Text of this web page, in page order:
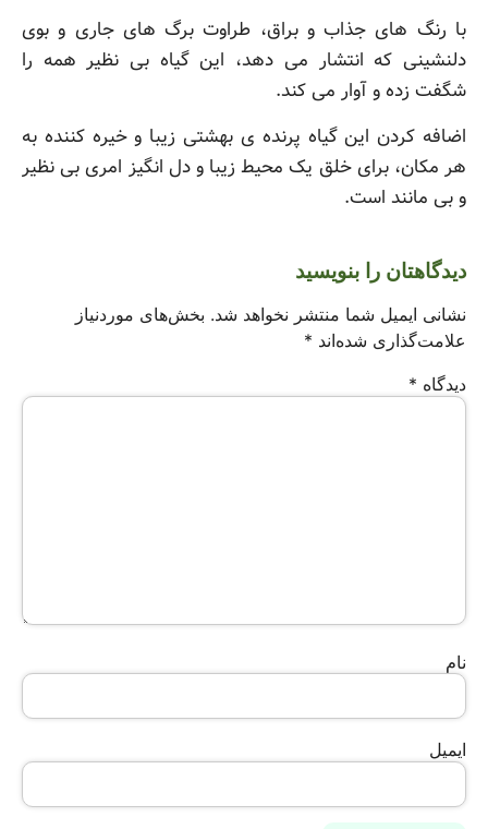
با رنگ های جذاب و براق، طراوت برگ های جاری و بوی
دلنشینی که انتشار می دهد، این گیاه بی نظیر همه را
شگفت زده و آوار می کند.
اضافه کردن این گیاه پرنده ی بهشتی زیبا و خیره کننده به
هر مکان، برای خلق یک محیط زیبا و دل انگیز امری بی نظیر
و بی مانند است.
دیدگاهتان را بنویسید
نشانی ایمیل شما منتشر نخواهد شد. بخش‌های موردنیاز
علامت‌گذاری شده‌اند *
دیدگاه *
نام
ایمیل